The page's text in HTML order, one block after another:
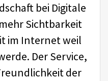
bei Digitale
Sichtbarkeit
im Internet weil
Der Service,
der